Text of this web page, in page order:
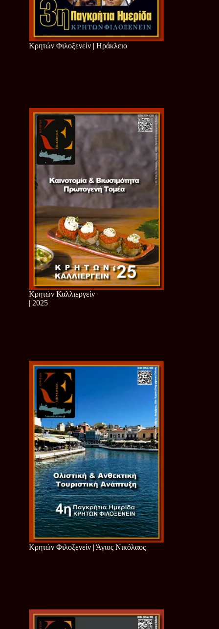
Κρητών Φιλοξενείν | Ηράκλειο
Κρητών Καλλιεργείν
| 2025
Κρητών Φιλοξενείν | Άγιος Νικόλαος